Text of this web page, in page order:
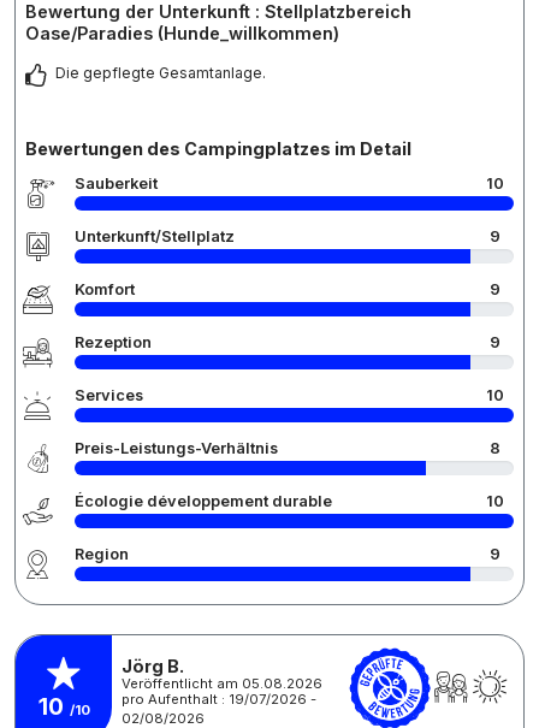
Bewertung der Unterkunft : Stellplatzbereich
Oase/Paradies (Hunde_willkommen)
Die gepflegte Gesamtanlage.
Bewertungen des Campingplatzes im Detail
Sauberkeit 10
Unterkunft/Stellplatz 9
Komfort 9
Rezeption 9
Services 10
Preis-Leistungs-Verhältnis 8
Écologie développement durable 10
Region 9
10 /10
Jörg B.
Veröffentlicht am 05.08.2026
pro Aufenthalt : 19/07/2026 -
02/08/2026